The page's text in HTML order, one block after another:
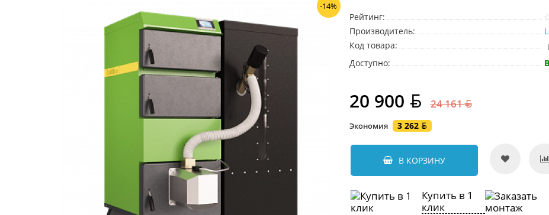
-14%
Рейтинг:
Производитель:
Код товара:
Доступно:
20 900 24 161
Экономия 3 262
В КОРЗИНУ
Купить в 1
клик